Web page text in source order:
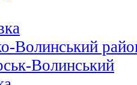
Волинський
Волинський